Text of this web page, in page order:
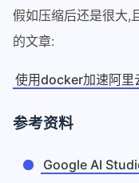
假如压缩后还是很大,
的文章:
使用docker加速阿里
参考资料
Google AI